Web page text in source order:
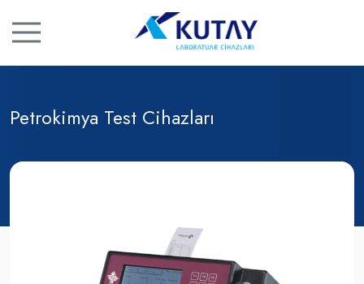
Petrokimya Test Cihazları